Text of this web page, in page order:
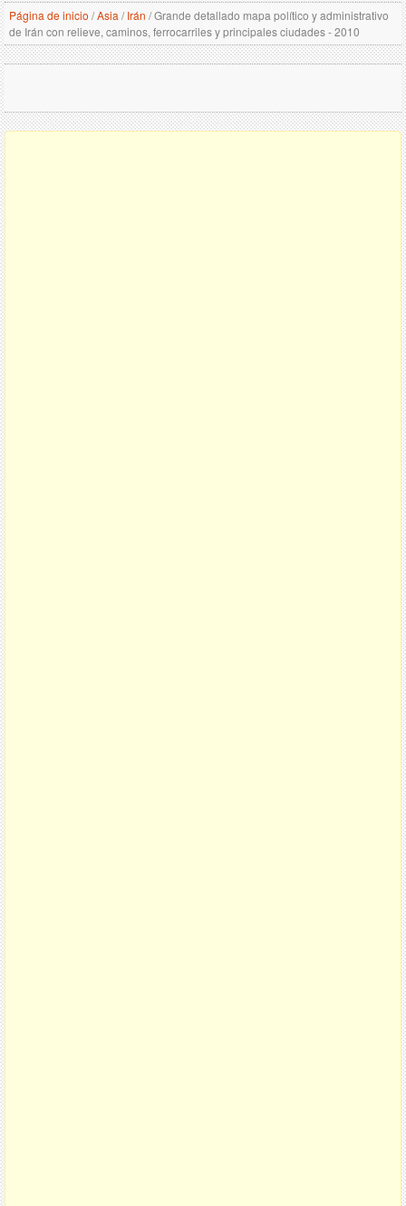
Página de inicio /Asia / Irán /Grande detallado mapa político y administrativo
de Irán con relieve, caminos, ferrocarriles y principales ciudades - 2010